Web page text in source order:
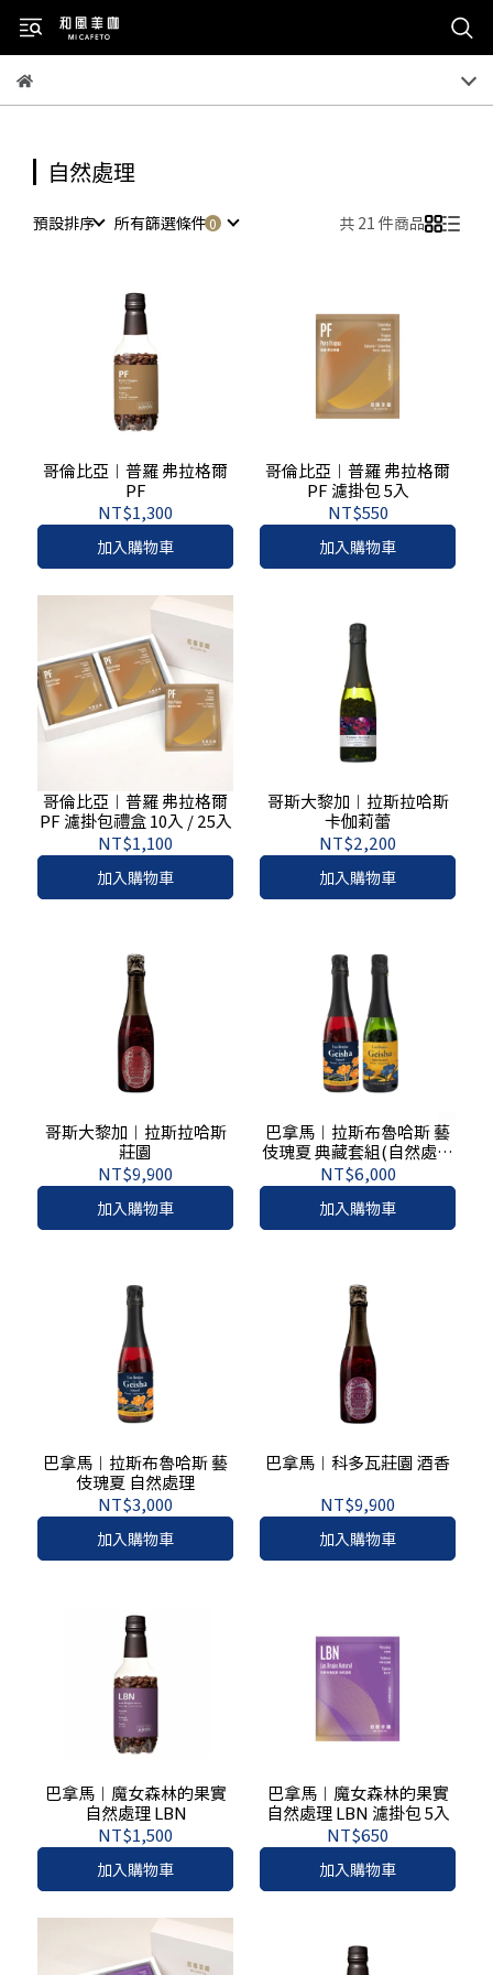
自然處理
預設排序 所有篩選條件 共 21 件商品
哥倫比亞︱普羅 弗拉格爾
PF
NT$1,300
加入購物車
哥倫比亞︱普羅 弗拉格爾
PF 濾掛包 5入
NT$550
加入購物車
哥倫比亞︱普羅 弗拉格爾
PF 濾掛包禮盒 10入 / 25入
NT$1,100
加入購物車
哥斯大黎加︱拉斯拉哈斯
卡伽莉蕾
NT$2,200
加入購物車
哥斯大黎加︱拉斯拉哈斯
莊園
NT$9,900
加入購物車
巴拿馬︱拉斯布魯哈斯 藝
伎瑰夏 典藏套組(自然處理
/ 水洗)
NT$6,000
加入購物車
巴拿馬︱拉斯布魯哈斯 藝
伎瑰夏 自然處理
NT$3,000
加入購物車
巴拿馬︱科多瓦莊園 酒香
NT$9,900
加入購物車
巴拿馬︱魔女森林的果實
自然處理 LBN
NT$1,500
加入購物車
巴拿馬︱魔女森林的果實
自然處理 LBN 濾掛包 5入
NT$650
加入購物車